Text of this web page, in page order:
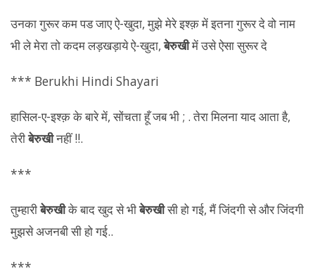
उनका गुरूर कम पड जाए ऐ-खुदा, मुझे मेरे इश्क़ में इतना गुरूर दे वो नाम
भी ले मेरा तो कदम लड़खड़ाये ऐ-खुदा,बेरुखीमें उसे ऐसा सुरूर दे
*** Berukhi Hindi Shayari
हासिल-ए-इश्क़ के बारे में, सोंचता हूँ जब भी ; . तेरा मिलना याद आता है,
तेरीबेरुखीनहीं !!.
***
तुम्हारीबेरुखीके बाद खुद से भीबेरुखीसी हो गई, मैं जिंदगी से और जिंदगी
मुझसे अजनबी सी हो गई..
***